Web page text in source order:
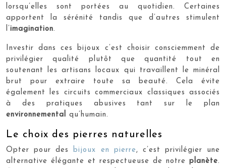
lorsqu’elles sont portées au quotidien. Certaines
apportent la sérénité tandis que d’autres stimulent
l’ imagination.
Investir dans ces bijoux c’est choisir consciemment de
privilégier qualité plutôt que quantité tout en
soutenant les artisans locaux qui travaillent le minéral
brut pour extraire toute sa beauté. Cela évite
également les circuits commerciaux classiques associés
à des pratiques abusives tant sur le plan
environnemental qu’humain.
Le choix des pierres naturelles
Opter pour desbijoux en pierre, c’est privilégier une
alternative élégante et respectueuse de notre planète.